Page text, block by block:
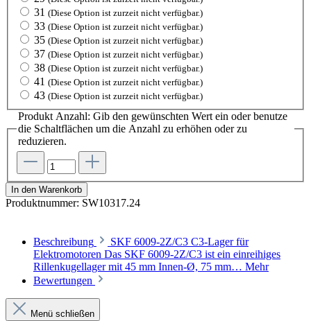
31 (Diese Option ist zurzeit nicht verfügbar.)
33 (Diese Option ist zurzeit nicht verfügbar.)
35 (Diese Option ist zurzeit nicht verfügbar.)
37 (Diese Option ist zurzeit nicht verfügbar.)
38 (Diese Option ist zurzeit nicht verfügbar.)
41 (Diese Option ist zurzeit nicht verfügbar.)
43 (Diese Option ist zurzeit nicht verfügbar.)
Produkt Anzahl: Gib den gewünschten Wert ein oder benutze
die Schaltflächen um die Anzahl zu erhöhen oder zu
reduzieren.
In den Warenkorb
Produktnummer: SW10317.24
Beschreibung
SKF 6009-2Z/C3 C3-Lager für
Elektromotoren Das SKF 6009-2Z/C3 ist ein einreihiges
Rillenkugellager mit 45 mm Innen-Ø, 75 mm… Mehr
Bewertungen
Menü schließen